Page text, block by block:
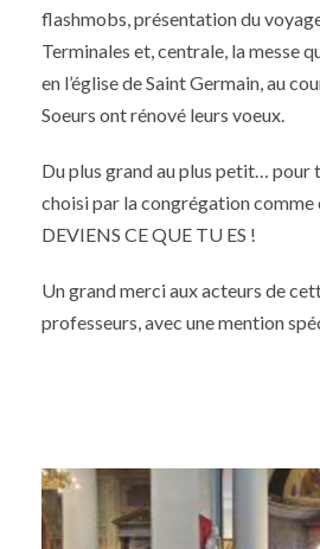
flashmobs, présentation du
Terminales et, centrale, la messe
en l’église de Saint Germain, au
Soeurs ont rénové leurs voeux.
Du plus grand au plus petit… pour
choisi par la congrégation comme
DEVIENS CE QUE TU ES !
Un grand merci aux acteurs de
professeurs, avec une mention